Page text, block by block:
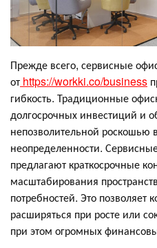
Прежде всего, сервисные
от https://workki.co/business
гибкость. Традиционные
долгосрочных инвестиций и
непозволительной роскошью
неопределенности.
предлагают краткосрочные
масштабирования
потребностей. Это позволяет
расширяться при росте или
при этом огромных